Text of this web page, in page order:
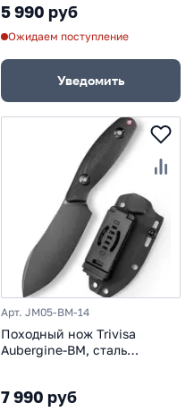
5 990 руб
Ожидаем поступление
Уведомить
Арт. JM05-BM-14
Походный нож Trivisa
Aubergine-BM, сталь
7 990 руб